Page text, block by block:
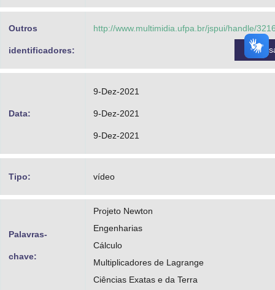
Outros
identificadores:
http://www.multimidia.ufpa.br/jspui/handle/
Data:
9-Dez-2021
9-Dez-2021
9-Dez-2021
Tipo: vídeo
Palavras-
chave:
Projeto Newton
Engenharias
Cálculo
Multiplicadores de Lagrange
Ciências Exatas e da Terra